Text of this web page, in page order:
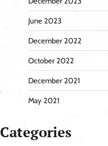
June 2023
December 2022
October 2022
December 2021
May 2021
Categories